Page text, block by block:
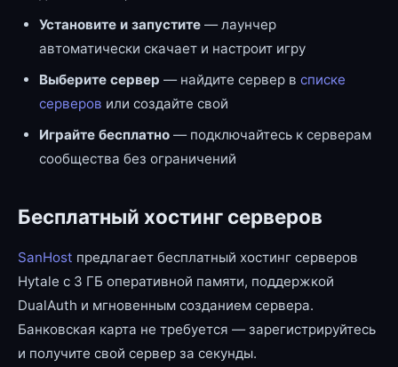
Установите и запустите — лаунчер
автоматически скачает и настроит игру
Выберите сервер — найдите сервер в списке
серверов или создайте свой
Играйте бесплатно — подключайтесь к серверам
сообщества без ограничений
Бесплатный хостинг серверов
SanHost предлагает бесплатный хостинг серверов
Hytale с 3 ГБ оперативной памяти, поддержкой
DualAuth и мгновенным созданием сервера.
Банковская карта не требуется — зарегистрируйтесь
и получите свой сервер за секунды.